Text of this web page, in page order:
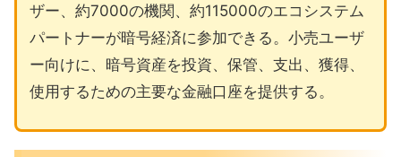
ザー、約7000の機関、約115000のエコシステム
パートナーが暗号経済に参加できる。小売ユーザ
ー向けに、暗号資産を投資、保管、支出、獲得、
使用するための主要な金融口座を提供する。